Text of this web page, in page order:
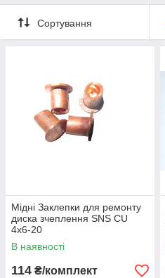
Сортування
Мідні Заклепки для ремонту
диска зчеплення SNS CU
4x6-20
В наявності
114 ₴/комплект